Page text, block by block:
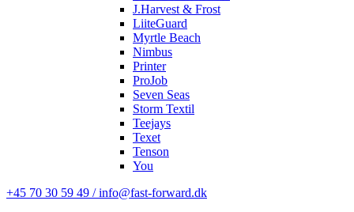
J.Harvest & Frost
LiiteGuard
Myrtle Beach
Nimbus
Printer
ProJob
Seven Seas
Storm Textil
Teejays
Texet
Tenson
You
+45 70 30 59 49 / info@fast-forward.dk